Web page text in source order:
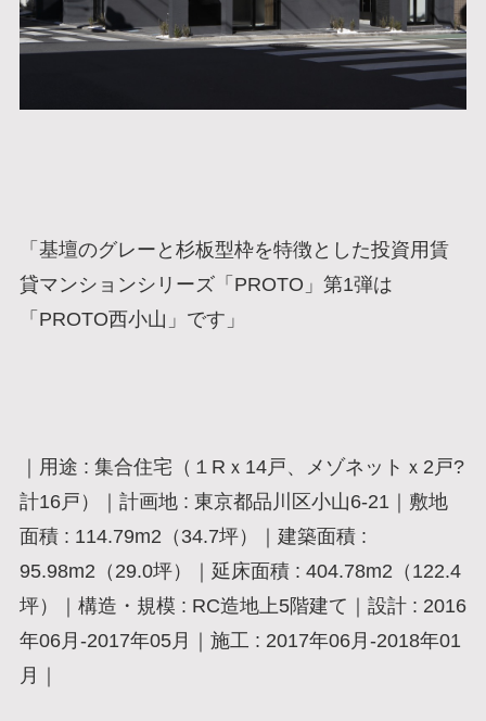
「基壇のグレーと杉板型枠を特徴とした投資用賃
貸マンションシリーズ「PROTO」第1弾は
「PROTO西小山」です」
｜用途 : 集合住宅（１Rｘ14戸、メゾネットｘ2戸?
計16戸）｜計画地 : 東京都品川区小山6-21｜敷地
面積 : 114.79m2（34.7坪）｜建築面積 :
95.98m2（29.0坪）｜延床面積 : 404.78m2（122.4
坪）｜構造・規模 : RC造地上5階建て｜設計 : 2016
年06月-2017年05月｜施工 : 2017年06月-2018年01
月｜